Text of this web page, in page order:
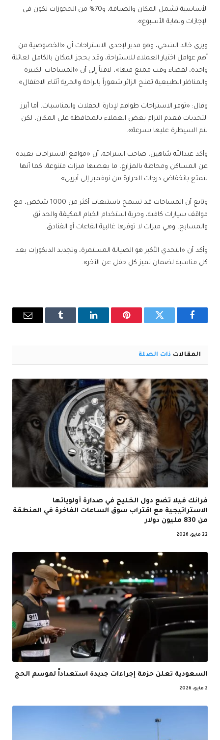
الأساسية تشمل المكان والضيافة، و70% من الحجوزات تكون في
الإجازات ونهاية الأسبوع».
ويرى خالد الشحي، وهو مدير لإحدى الاستراحات أن «الخصوصية من
أهم عوامل اختيار العملاء للاستراحة، وقد يحجز المكان بالكامل لعائلة
واحدة، لقضاء وقت ممتع فيها»، لافتاً إلى أن «المساحات الكبيرة
والمناظر الطبيعية تمنح الزائر شعوراً بالراحة والحرية أثناء الاحتفال».
وقال: «توفر الاستراحات طواقم لإدارة الحفلات والمناسبات، أما أبرز
التحديات فعدم التزام بعض العملاء بالمحافظة على المكان، لكن
يتم السيطرة عليها بسرعة».
وأكد عبدالله شاهين، صاحب استراحة، أن «مواقع الاستراحات بعيدة
عن المساكن ومحاطة بالمزارع، ما يعطيها ميزات متنوعة، كما أنها
تتمتع بانخفاض درجات الحرارة من نوفمبر إلى أبريل».
وتابع أن المساحات قد تسمح باستيعاب أكثر من 1000 شخص، مع
مواقف سيارات كافية، وحرية استخدام الخيام المكيفة والحدائق
والمسابح، وهي ميزات لا توفرها غالبية القاعات أو الفنادق.
وأكد أن «التحدي الأكبر هو الصيانة المستمرة، وتجديد الديكورات بعد
كل مناسبة لضمان تميز كل حفل عن الآخر».
فيسبوك تويتر بينتيريستلينكدإن Tumblr
البريد
المقالات ذات الصلة
فرانك فيلا تضع دول الخليج في صدارة أولوياتها
الاستراتيجية مع اقتراب سوق الساعات الفاخرة في المنطقة
من 830 مليون دولار
22 مايو، 2026
السعودية تعلن حزمة إجراءات جديدة استعداداً لموسم الحج
2 مايو، 2026